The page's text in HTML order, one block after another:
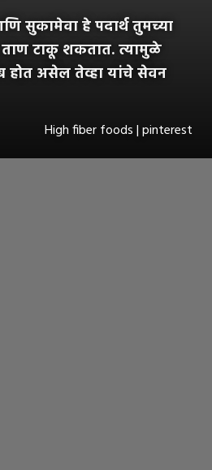
सुकामेवा हे पदार्थ तुमच्या
टाकू शकतात. त्यामुळे
होत असेल तेव्हा यांचे सेवन
High fiber foods | pinterest